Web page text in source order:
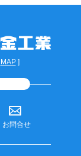
MAP]
お問合せ